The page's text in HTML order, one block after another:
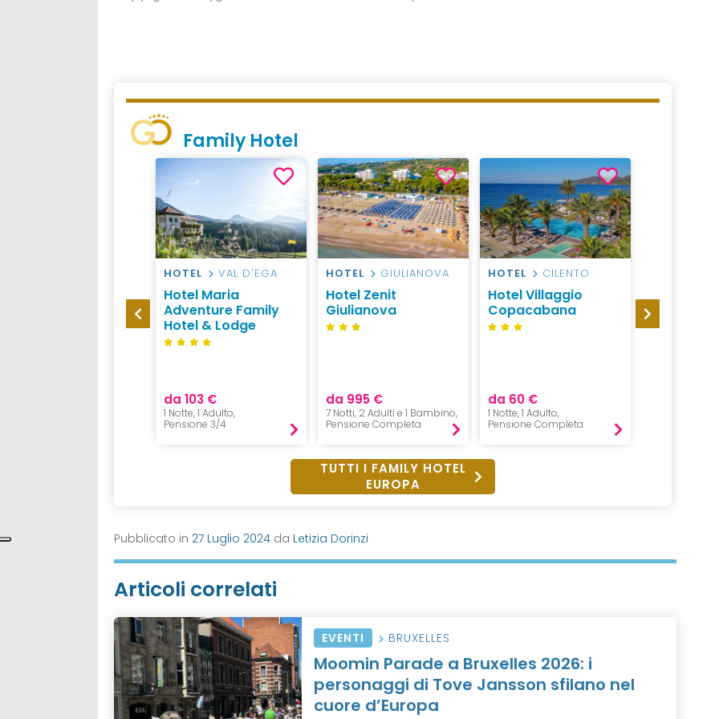
Family Hotel
HOTEL VAL D'EGA
Hotel Maria
Adventure Family
Hotel & Lodge
da 103 €
1 Notte, 1 Adulto,
Pensione 3/4
HOTEL GIULIANOVA
Hotel Zenit
Giulianova
da 995 €
7 Notti, 2 Adulti e 1 Bambino,
Pensione Completa
HOTEL CILENTO
Hotel Villaggio
Copacabana
da 60 €
1 Notte, 1 Adulto,
Pensione Completa
Le Canne
Resort &
TUTTI I FAMILY HOTEL
EUROPA
Pubblicato in 27 Luglio 2024 da Letizia Dorinzi
Articoli correlati
EVENTI BRUXELLES
Moomin Parade a Bruxelles 2026: i
personaggi di Tove Jansson sfilano nel
cuore d’Europa